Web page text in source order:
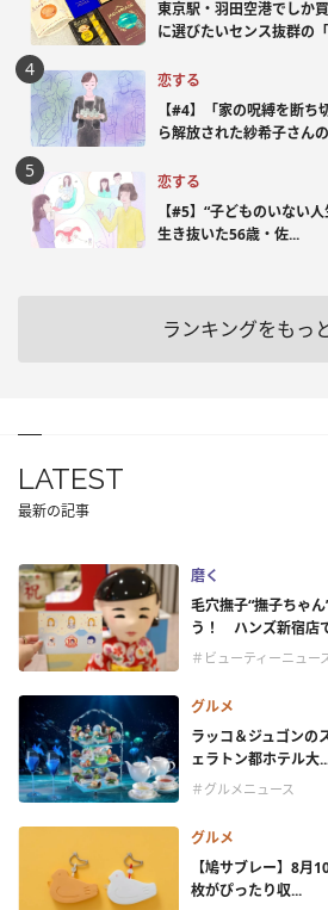
東京駅・羽田空港でしか
に選びたいセンス抜群の
恋する
【#4】「家の呪縛を断
ら解放された紗希子さん
恋する
【#5】“子どものいない
生き抜いた56歳・佐...
ランキングをもっ
LATEST
最新の記事
磨く
毛穴撫子“撫子ちゃ
う！ ハンズ新宿店
＃ビューティーニュー
グルメ
ラッコ＆ジュゴン
ェラトン都ホテル大
＃グルメニュース
グルメ
【鳩サブレー】8
枚がぴったり収...